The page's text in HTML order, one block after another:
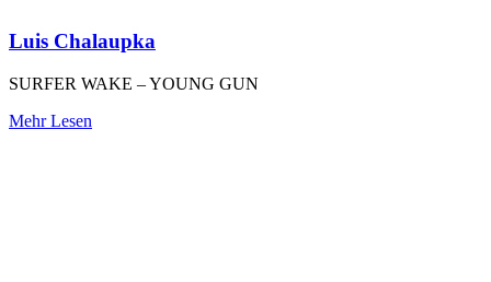
Luis Chalaupka
SURFER WAKE – YOUNG GUN
Mehr Lesen